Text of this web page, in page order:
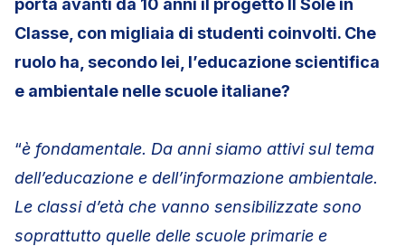
porta avanti da 10 anni il progetto Il Sole in
Classe, con migliaia di studenti coinvolti. Che
ruolo ha, secondo lei, l’educazione scientifica
e ambientale nelle scuole italiane?
“è fondamentale. Da anni siamo attivi sul tema
dell’educazione e dell’informazione ambientale.
Le classi d’età che vanno sensibilizzate sono
soprattutto quelle delle scuole primarie e